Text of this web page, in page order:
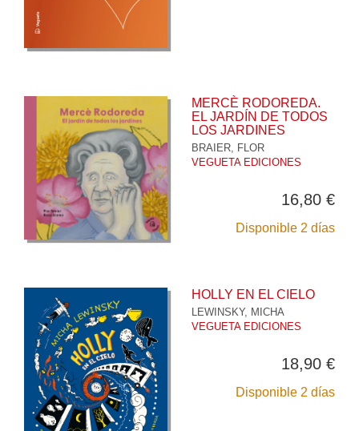
MERCÈ RODOREDA.
EL JARDÍN DE TODOS
LOS JARDINES
BRAIER, FLOR
VEGUETA EDICIONES
16,80 €
Disponible 2 días
HOLLY EN EL CIELO
LEWINSKY, MICHA
VEGUETA EDICIONES
18,90 €
Disponible 2 días